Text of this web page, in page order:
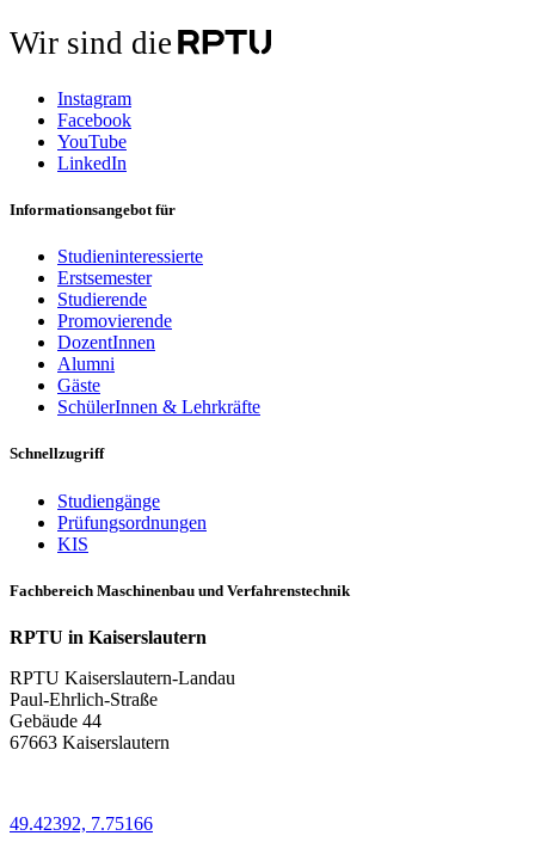
Wir sind die
Instagram
Facebook
YouTube
LinkedIn
Informationsangebot für
Studieninteressierte
Erstsemester
Studierende
Promovierende
DozentInnen
Alumni
Gäste
SchülerInnen & Lehrkräfte
Schnellzugriff
Studiengänge
Prüfungsordnungen
KIS
Fachbereich Maschinenbau und Verfahrenstechnik
RPTU in Kaiserslautern
RPTU Kaiserslautern-Landau
Paul-Ehrlich-Straße
Gebäude 44
67663 Kaiserslautern
49.42392, 7.75166